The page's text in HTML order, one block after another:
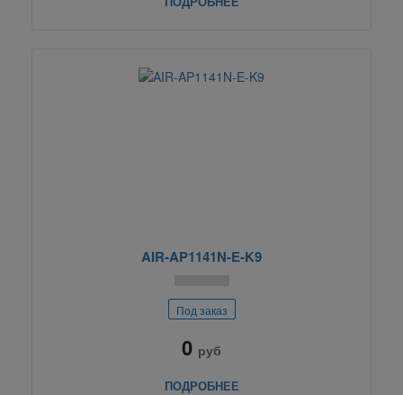
AIR-AP1141N-E-K9
Под заказ
0 руб
ПОДРОБНЕЕ